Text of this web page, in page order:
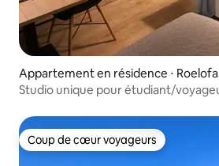
Appartement en résidence ⋅
n
Studio unique pour étudiant/
Coup de cœur voyageurs
Coup de cœur voyageurs